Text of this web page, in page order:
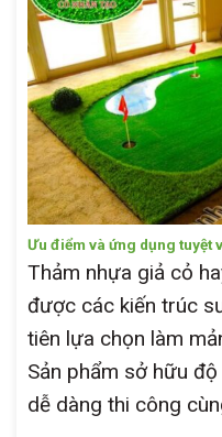
Ưu điểm và ứng dụng tuyệt
Thảm nhựa giả cỏ
được các kiến trúc
tiên lựa chọn làm
Sản phẩm sở hữu
dễ dàng thi công